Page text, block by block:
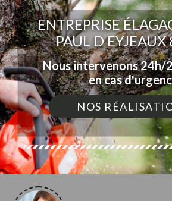
ENTREPRISE
PAUL D
Nous intervenons 24h/
en cas
NOS